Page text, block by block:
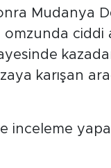
Mudanya
ciddi
karışan
inceleme